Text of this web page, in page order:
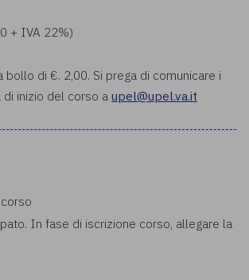
+ IVA 22%)
di €. 2,00. Si prega di comunicare i
inizio del corso a upel@upel.va.it
In fase di iscrizione corso, allegare la